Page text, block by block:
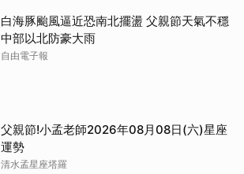
白海豚颱風逼近恐南北擺盪 父親節天氣不穩
中部以北防豪大雨
自由電子報
父親節!小孟老師2026年08月08日(六)星座
運勢
清水孟星座塔羅
取消